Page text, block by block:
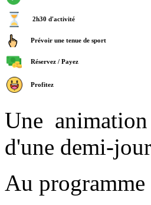
2h30 d'activité
Prévoir une tenue de sport
Réservez / Payez
Profitez
Une
d'une demi-
Au